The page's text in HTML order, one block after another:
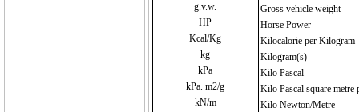
g.v.w.
HP
Kcal/Kg
kg
kPa
kPa. m2/g
kN/m
Gross vehicle weight
Horse Power
Kilocalorie per Kilogram
Kilogram(s)
Kilo Pascal
Kilo Pascal square metre
Kilo Newton/Metre